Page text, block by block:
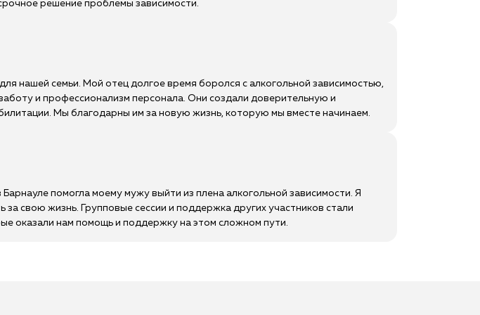
решение проблемы зависимости.
нашей семьи. Мой отец долгое время боролся с алкогольной зависимостью,
и профессионализм персонала. Они создали доверительную и
Мы благодарны им за новую жизнь, которую мы вместе начинаем.
помогла моему мужу выйти из плена алкогольной зависимости. Я
свою жизнь. Групповые сессии и поддержка других участников стали
оказали нам помощь и поддержку на этом сложном пути.